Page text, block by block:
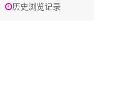
历史浏览记录